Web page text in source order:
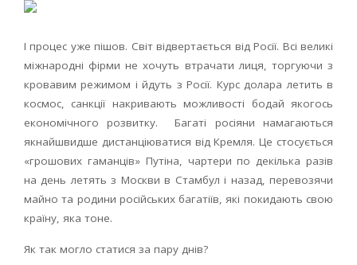
І процес уже пішов. Світ відвертається від Росії. Всі великі
міжнародні фірми не хочуть втрачати лиця, торгуючи з
кровавим режимом і йдуть з Росії. Курс долара летить в
космос, санкції накривають можливості бодай якогось
економічного розвитку. Багаті росіяни намагаються
якнайшвидше дистанціюватися від Кремля. Це стосується
«грошових гаманців» Путіна, чартери по декілька разів
на день летять з Москви в Стамбул і назад, перевозячи
майно та родини російських багатіїв, які покидають свою
країну, яка тоне.
Як так могло статися за пару днів?